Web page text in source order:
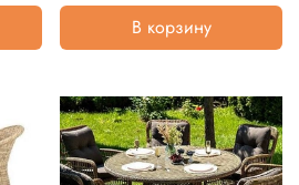
В корзину